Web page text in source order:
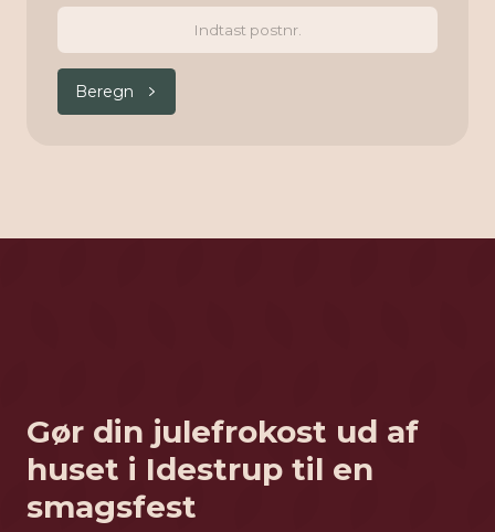
Beregn
Gør din julefrokost ud af
huset i Idestrup til en
smagsfest